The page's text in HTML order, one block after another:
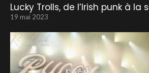
Lucky Trolls, de l’Irish punk à la
19 mai 2023